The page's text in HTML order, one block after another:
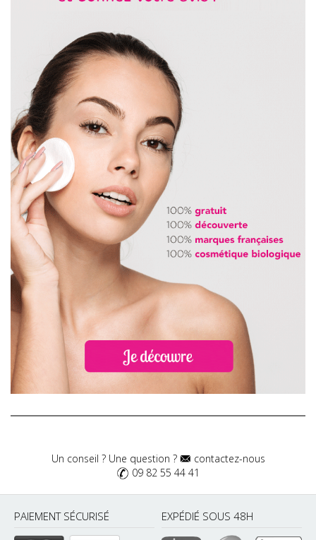
Un conseil ? Une question ?
contactez-nous
09 82 55 44 41
PAIEMENT SÉCURISÉ EXPÉDIÉ SOUS 48H